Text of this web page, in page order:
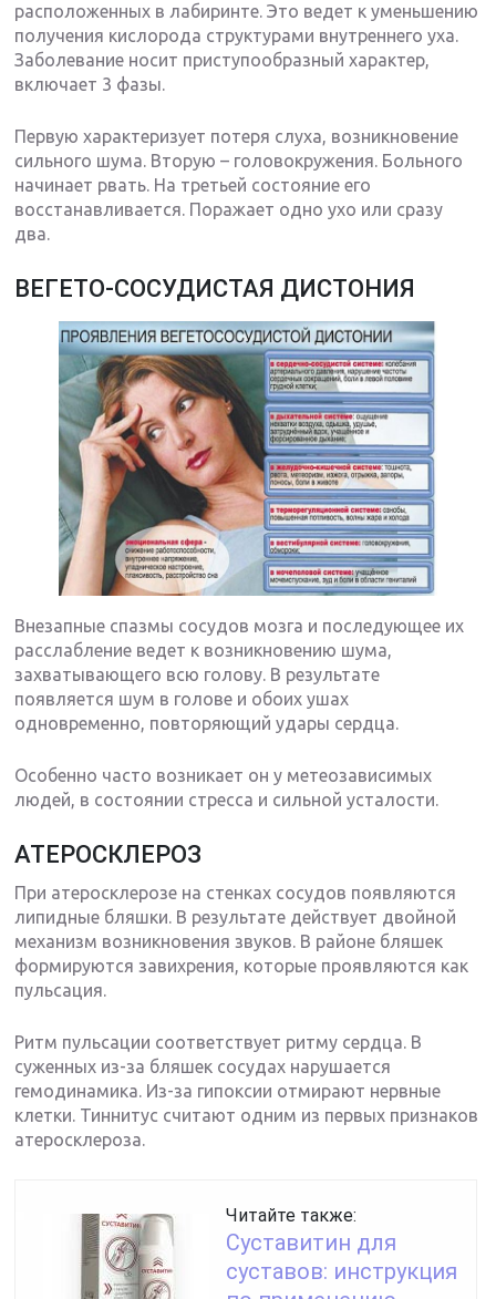
расположенных в лабиринте. Это ведет к уменьшению
получения кислорода структурами внутреннего уха.
Заболевание носит приступообразный характер,
включает 3 фазы.
Первую характеризует потеря слуха, возникновение
сильного шума. Вторую – головокружения. Больного
начинает рвать. На третьей состояние его
восстанавливается. Поражает одно ухо или сразу
два.
ВЕГЕТО-СОСУДИСТАЯ ДИСТОНИЯ
Внезапные спазмы сосудов мозга и последующее их
расслабление ведет к возникновению шума,
захватывающего всю голову. В результате
появляется шум в голове и обоих ушах
одновременно, повторяющий удары сердца.
Особенно часто возникает он у метеозависимых
людей, в состоянии стресса и сильной усталости.
АТЕРОСКЛЕРОЗ
При атеросклерозе на стенках сосудов появляются
липидные бляшки. В результате действует двойной
механизм возникновения звуков. В районе бляшек
формируются завихрения, которые проявляются как
пульсация.
Ритм пульсации соответствует ритму сердца. В
суженных из-за бляшек сосудах нарушается
гемодинамика. Из-за гипоксии отмирают нервные
клетки. Тиннитус считают одним из первых признаков
атеросклероза.
Читайте также:
Суставитин для
суставов: инструкция